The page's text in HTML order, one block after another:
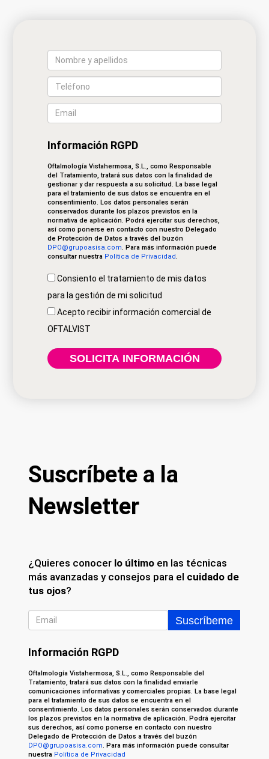
Información RGPD
Oftalmología Vistahermosa, S.L., como Responsable
del Tratamiento, tratará sus datos con la finalidad de
gestionar y dar respuesta a su solicitud. La base legal
para el tratamiento de sus datos se encuentra en el
consentimiento. Los datos personales serán
conservados durante los plazos previstos en la
normativa de aplicación. Podrá ejercitar sus derechos,
así como ponerse en contacto con nuestro Delegado
de Protección de Datos a través del buzón
DPO@grupoasisa.com . Para más información puede
consultar nuestra Política de Privacidad
Consiento el tratamiento de mis datos
para la gestión de mi solicitud
Acepto recibir información comercial de
OFTALVIST
Suscríbete a la
Newsletter
¿Quieres conocer lo último en las técnicas
más avanzadas y consejos para el cuidado de
tus ojos?
Información RGPD
Oftalmología Vistahermosa, S.L., como Responsable del
Tratamiento, tratará sus datos con la finalidad enviarle
comunicaciones informativas y comerciales propias. La base legal
para el tratamiento de sus datos se encuentra en el
consentimiento. Los datos personales serán conservados durante
los plazos previstos en la normativa de aplicación. Podrá ejercitar
sus derechos, así como ponerse en contacto con nuestro
Delegado de Protección de Datos a través del buzón
DPO@grupoasisa.com . Para más información puede consultar
nuestra Política de Privacidad